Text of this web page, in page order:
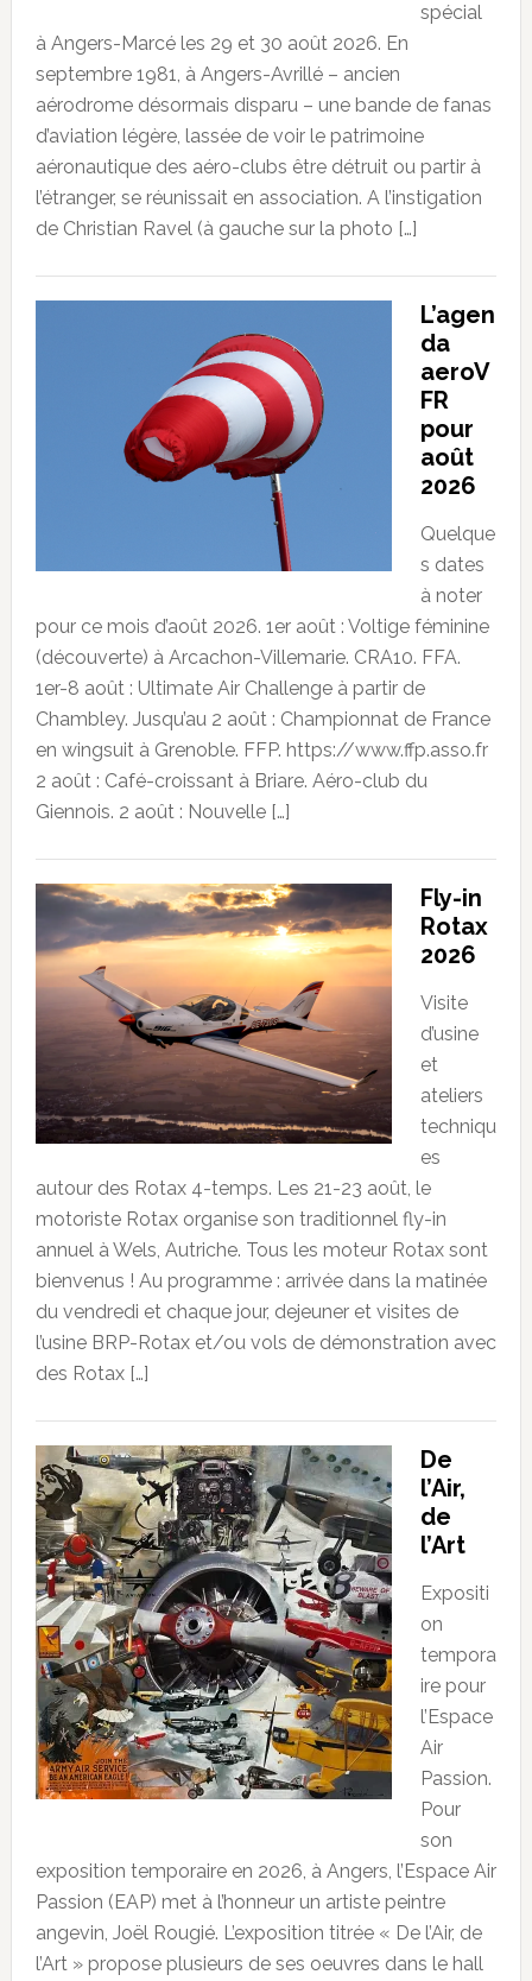
spécial
à Angers-Marcé les 29 et 30 août 2026. En
septembre 1981, à Angers-Avrillé – ancien
aérodrome désormais disparu – une bande de fanas
d’aviation légère, lassée de voir le patrimoine
aéronautique des aéro-clubs être détruit ou partir à
l’étranger, se réunissait en association. A l’instigation
de Christian Ravel (à gauche sur la photo […]
L’agen
da
aeroV
FR
pour
août
2026
Quelque
s dates
à noter
pour ce mois d’août 2026. 1er août : Voltige féminine
(découverte) à Arcachon-Villemarie. CRA10. FFA.
1er-8 août : Ultimate Air Challenge à partir de
Chambley. Jusqu’au 2 août : Championnat de France
en wingsuit à Grenoble. FFP. https://www.ffp.asso.fr
2 août : Café-croissant à Briare. Aéro-club du
Giennois. 2 août : Nouvelle […]
Fly-in
Rotax
2026
Visite
d’usine
et
ateliers
techniqu
es
autour des Rotax 4-temps. Les 21-23 août, le
motoriste Rotax organise son traditionnel fly-in
annuel à Wels, Autriche. Tous les moteur Rotax sont
bienvenus ! Au programme : arrivée dans la matinée
du vendredi et chaque jour, dejeuner et visites de
l’usine BRP-Rotax et/ou vols de démonstration avec
des Rotax […]
De
l’Air,
de
l’Art
Expositi
on
tempora
ire pour
l’Espace
Air
Passion.
Pour
son
exposition temporaire en 2026, à Angers, l’Espace Air
Passion (EAP) met à l’honneur un artiste peintre
angevin, Joël Rougié. L’exposition titrée « De l’Air, de
l’Art » propose plusieurs de ses oeuvres dans le hall